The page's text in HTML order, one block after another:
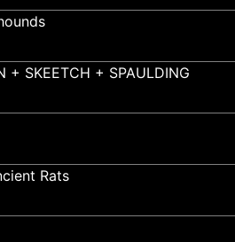
+ SKEETCH + SPAULDING
Rats